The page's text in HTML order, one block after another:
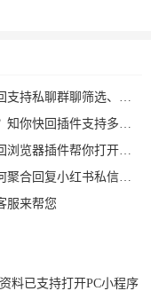
、批量已读和图片视频回复
种形式图片发送和AI自动回复
小红书私信AI回复及快捷回复
信及群消息？知你客服来解决
服来帮您
料已支持打开PC小程序